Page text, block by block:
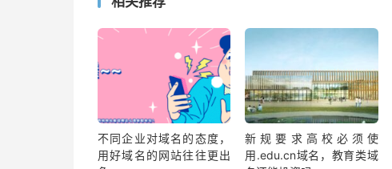
不同企业对域名的态度，
用好域名的网站往往更出
新规要求高校必须使
用.edu.cn域名，教育类域